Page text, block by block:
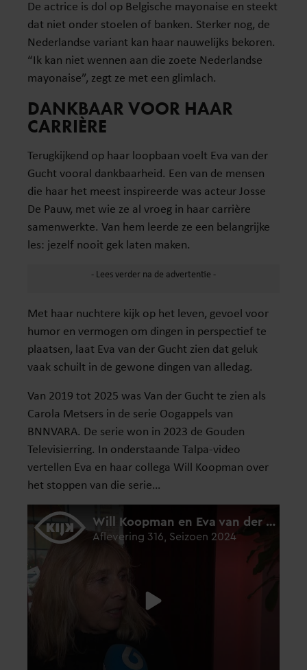
De actrice is dol op Belgische mayonaise en steekt
dat niet onder stoelen of banken. Sterker nog, de
Nederlandse variant kan haar nauwelijks bekoren.
“Ik kan niet wennen aan die zoete Nederlandse
mayonaise”, zegt ze met een glimlach.
DANKBAAR VOOR HAAR
CARRIÈRE
Terugkijkend op haar loopbaan voelt Eva van der
Gucht vooral dankbaarheid. Een van de mensen
die haar het meest inspireerde was acteur Josse
De Pauw, met wie ze al vroeg in haar carrière
samenwerkte. Van hem leerde ze een belangrijke
les: jezelf nooit gek laten maken.
Met haar nuchtere kijk op het leven, gevoel voor
humor en vermogen om dingen in perspectief te
plaatsen, laat Eva van der Gucht zien dat geluk
vaak schuilt in de gewone dingen van alledag.
Van 2019 tot 2025 was Van der Gucht te zien als
Carola Metsers in de serie Oogappels van
BNNVARA. De serie won in 2023 de Gouden
Televisierring. In onderstaande Talpa-video
vertellen Eva en haar collega Will Koopman over
het stoppen van die serie…